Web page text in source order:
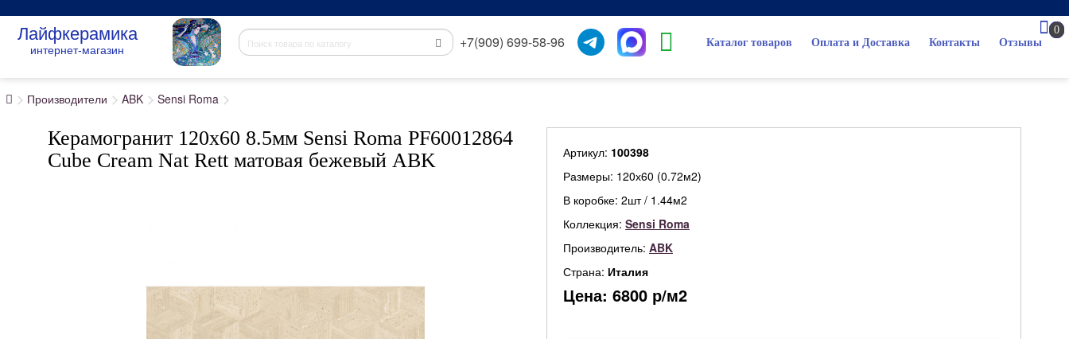
Лайфкерамика
интернет-магазин +7(909) 699-58-96 Каталог товаров Оплата и Доставка Контакты Отзывы
0
Производители ABK Sensi Roma
Керамогранит 120x60 8.5мм Sensi Roma PF60012864
Cube Cream Nat Rett матовая бежевый ABK
Артикул: 100398
Размеры: 120х60 (0.72м2)
В коробке: 2шт / 1.44м2
Коллекция: Sensi Roma
Производитель: ABK
Страна: Италия
Цена: 6800 р/м2